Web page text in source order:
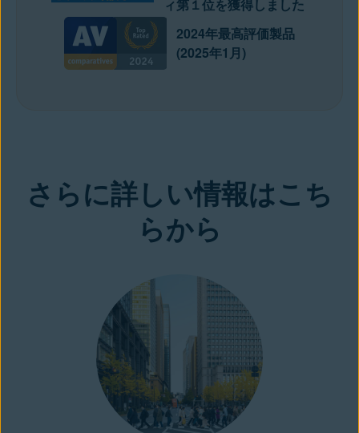
ィ第１位を獲得しました
2024年最高評価製品
(2025年1月)
さらに詳しい情報はこち
らから